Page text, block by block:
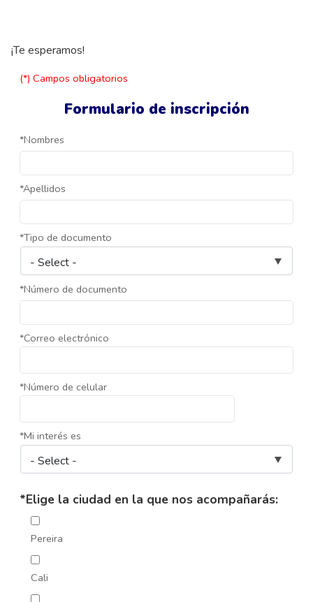
(*) Campos obligatorios
Formulario de inscripción
*Nombres
*Apellidos
*Tipo de documento
*Número de documento
*Correo electrónico
*Número de celular
*Mi interés es
*Elige la ciudad en la que nos acompañarás:
Pereira
Cali
¡Te esperamos!